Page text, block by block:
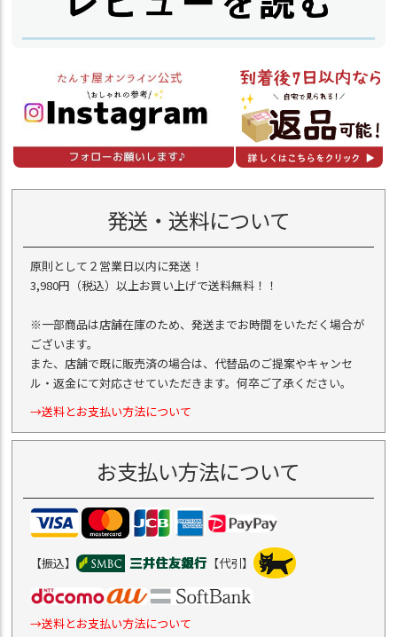
発送・送料について
原則として２営業日以内に発送！
3,980円（税込）以上お買い上げで送料無料！！
※一部商品は店舗在庫のため、発送までお時間をいただく場合が
ございます。
また、店舗で既に販売済の場合は、代替品のご提案やキャンセ
ル・返金にて対応させていただきます。何卒ご了承ください。
→送料とお支払い方法について
お支払い方法について
【振込】 【代引】
→送料とお支払い方法について